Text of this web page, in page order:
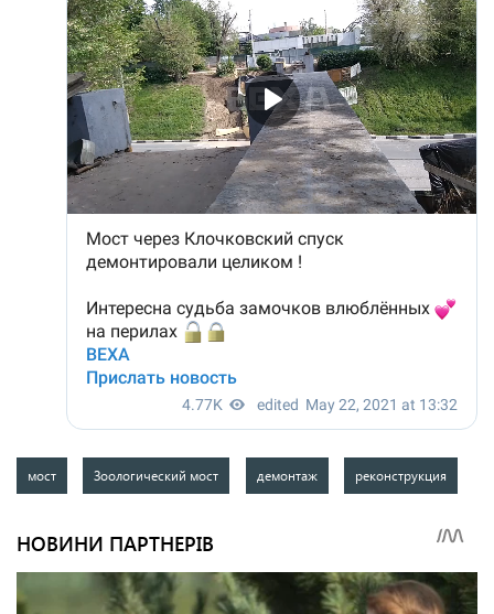
мост Зоологический мост демонтаж реконструкция